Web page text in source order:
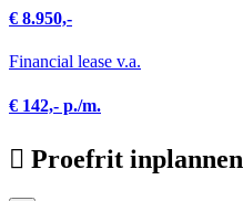
€ 8.950,-
Financial lease v.a.
€ 142,- p./m.
Proefrit inplannen